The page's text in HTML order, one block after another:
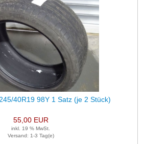
40R19 98Y 1 Satz (je 2 Stück)
55,00 EUR
inkl. 19 % MwSt.
Versand: 1-3 Tag(e)